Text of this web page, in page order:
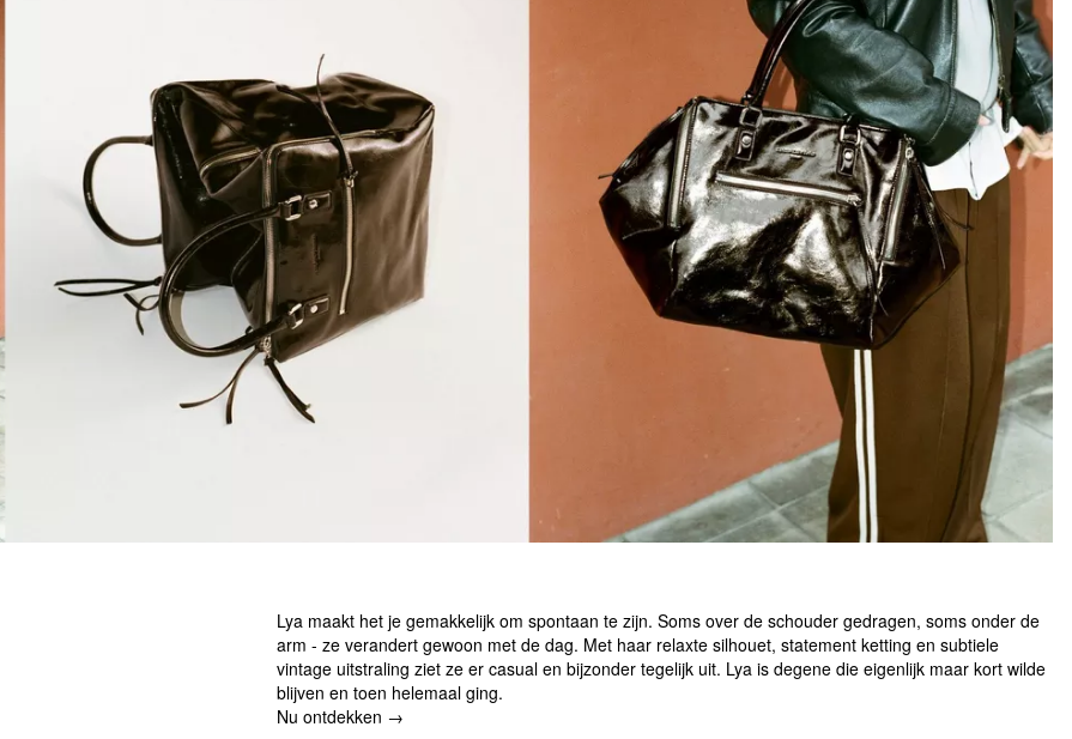
Lya maakt het je gemakkelijk om spontaan te zijn. Soms over de schouder gedragen, soms onder de
arm - ze verandert gewoon met de dag. Met haar relaxte silhouet, statement ketting en subtiele
vintage uitstraling ziet ze er casual en bijzonder tegelijk uit. Lya is degene die eigenlijk maar kort wilde
blijven en toen helemaal ging.
Nu ontdekken →